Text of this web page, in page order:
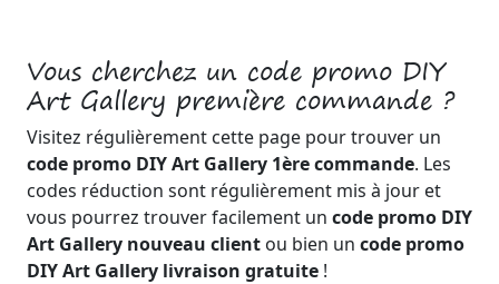
Vous cherchez un code promo DIY
Art Gallery première commande ?
Visitez régulièrement cette page pour trouver un
code promo DIY Art Gallery 1ère commande. Les
codes réduction sont régulièrement mis à jour et
vous pourrez trouver facilement un code promo DIY
Art Gallery nouveau client ou bien un code promo
DIY Art Gallery livraison gratuite !